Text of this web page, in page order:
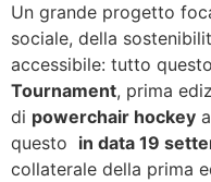
Un grande progetto
sociale, della
accessibile: tutto
Tournament, prima
di powerchair hockey
questo in data 19
collaterale della prima